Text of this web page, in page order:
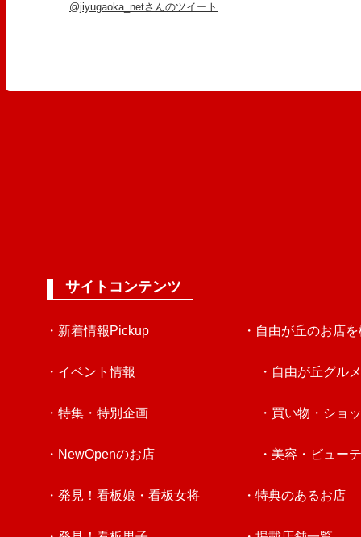
@jiyugaoka_netさんのツイート
サイトコンテンツ
・新着情報Pickup
・イベント情報
・特集・特別企画
・NewOpenのお店
・発見！看板娘・看板女将
・自由が丘のお店
・自由が丘グルメ
・買い物・ショ
・美容・ビュー
・特典のあるお店